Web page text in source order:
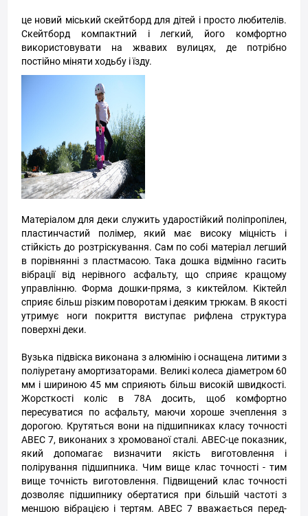
це новий міський скейтборд для дітей і просто любителів.
Скейтборд компактний і легкий, його комфортно
використовувати на жвавих вулицях, де потрібно
постійно міняти ходьбу і їзду.
Матеріалом для деки служить ударостійкий поліпропілен,
пластинчастий полімер, який має високу міцність і
стійкість до розтріскування. Сам по собі матеріал легший
в порівнянні з пластмасою. Така дошка відмінно гасить
вібрації від нерівного асфальту, що сприяє кращому
управлінню. Форма дошки-пряма, з киктейлом. Кіктейл
сприяє більш різким поворотам і деяким трюкам. В якості
утримує ноги покриття виступає рифлена структура
поверхні деки.
Вузька підвіска виконана з алюмінію і оснащена литими з
поліуретану амортизаторами. Великі колеса діаметром 60
мм і шириною 45 мм сприяють більш високій швидкості.
Жорсткості коліс в 78А досить, щоб комфортно
пересуватися по асфальту, маючи хороше зчеплення з
дорогою. Крутяться вони на підшипниках класу точності
ABEC 7, виконаних з хромованої сталі. ABEC-це показник,
який допомагає визначити якість виготовлення і
полірування підшипника. Чим вище клас точності - тим
вище точність виготовлення. Підвищений клас точності
дозволяє підшипнику обертатися при більшій частоті з
меншою вібрацією і тертям. ABEC 7 вважається перед-